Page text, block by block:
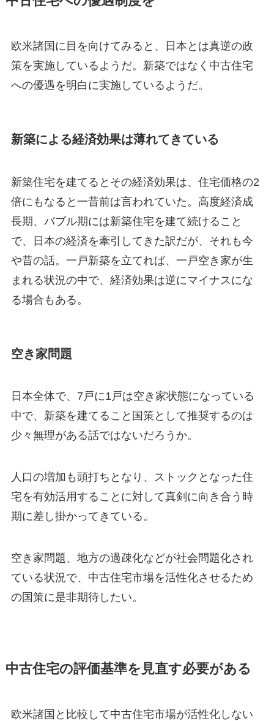
欧米諸国に目を向けてみると、日本とは真逆の政
策を実施しているようだ。新築ではなく中古住宅
への優遇を明白に実施しているようだ。
新築による経済効果は薄れてきている
新築住宅を建てるとその経済効果は、住宅価格の2
倍にもなると一昔前は言われていた。高度経済成
長期、バブル期には新築住宅を建て続けること
で、日本の経済を牽引してきた訳だが、それも今
や昔の話。一戸新築を立てれば、一戸空き家が生
まれる状況の中で、経済効果は逆にマイナスにな
る場合もある。
空き家問題
日本全体で、7戸に1戸は空き家状態になっている
中で、新築を建てること国策として推奨するのは
少々無理がある話ではないだろうか。
人口の増加も頭打ちとなり、ストックとなった住
宅を有効活用することに対して真剣に向き合う時
期に差し掛かってきている。
空き家問題、地方の過疎化などが社会問題化され
ている状況で、中古住宅市場を活性化させるため
の国策に是非期待したい。
中古住宅の評価基準を見直す必要がある
欧米諸国と比較して中古住宅市場が活性化しない